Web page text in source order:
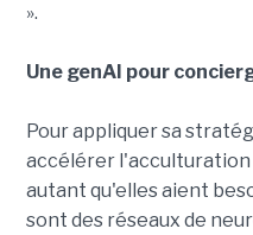
».
Une genAI pour
Pour appliquer sa
accélérer l'acculturation
autant qu'elles aient
sont des réseaux de